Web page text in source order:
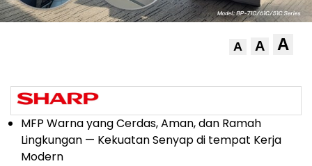
A A A
MFP Warna yang Cerdas, Aman, dan Ramah
Lingkungan — Kekuatan Senyap di tempat Kerja
Modern